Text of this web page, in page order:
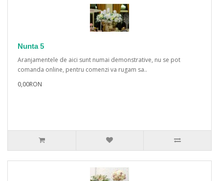
Nunta 5
Aranjamentele de aici sunt numai demonstrative, nu se pot
comanda online, pentru comenzi va rugam sa..
0,00RON